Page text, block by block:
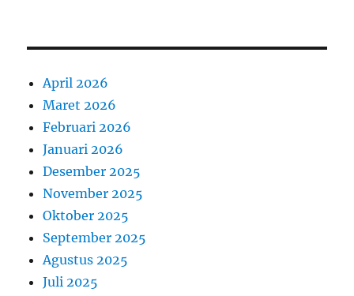
April 2026
Maret 2026
Februari 2026
Januari 2026
Desember 2025
November 2025
Oktober 2025
September 2025
Agustus 2025
Juli 2025